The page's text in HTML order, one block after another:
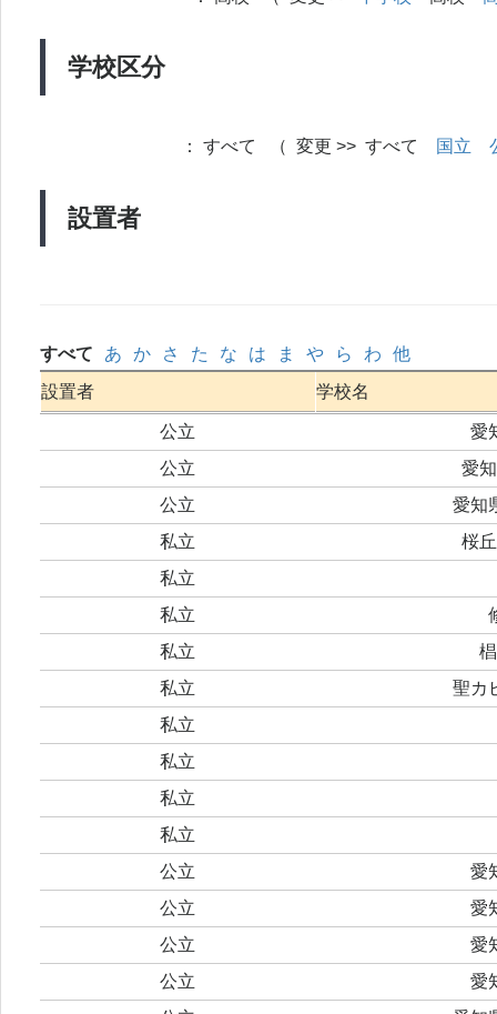
学校区分
設置者
： すべて （ 変更 >> すべて 国立
すべて あ か さ た な は ま や ら わ
他
設置者
学校名
公立
愛
公立
愛
公立
愛知
私立
桜
私立
私立
私立
私立
聖カ
私立
私立
私立
私立
公立
愛
公立
愛
公立
愛
公立
愛